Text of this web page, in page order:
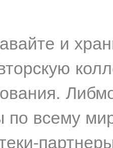
и
по всему